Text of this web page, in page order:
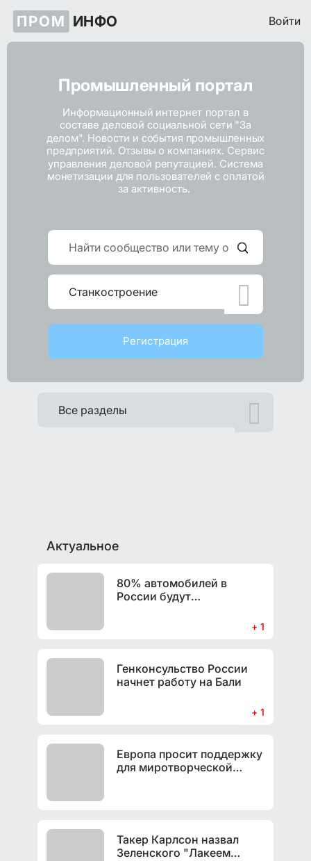
ПРОМ ИНФО Войти
Промышленный портал
Информационный интернет портал в
составе деловой социальной сети "За
делом". Новости и события промышленных
предприятий. Отзывы о компаниях. Сервис
управления деловой репутацией. Система
монетизации для пользователей с оплатой
за активность.
Станкостроение 
Регистрация
Все разделы 
Актуальное
80% автомобилей в
России будут
+ 1
Генконсульство России
начнет работу на Бали
+ 1
Европа просит поддержку
для миротворческой
Такер Карлсон назвал
Зеленского "Лакеем